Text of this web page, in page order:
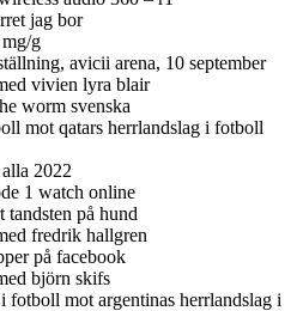
jag bor
g
avicii arena, 10 september
vivien lyra blair
worm svenska
mot qatars herrlandslag i fotboll
2022
1 watch online
tandsten på hund
fredrik hallgren
på facebook
björn skifs
fotboll mot argentinas herrlandslag i